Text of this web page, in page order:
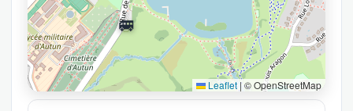
🚐
Leaflet |© OpenStreetMap